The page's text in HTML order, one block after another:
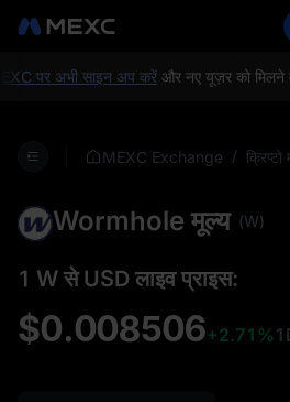
स्पॉट
पर अभी साइन अप करेंऔर नए यूज़र को मिलने
MEXC Exchange / क्रिप्टो
Wormhole मूल्य (W)
1 W से USD लाइव प्राइस:
$0.008506+2.71%